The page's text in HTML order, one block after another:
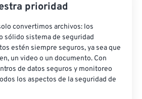
prioridad
convertimos archivos: los
sólido sistema de seguridad
estén siempre seguros, ya sea que
un video o un documento. Con
de datos seguros y monitoreo
los aspectos de la seguridad de